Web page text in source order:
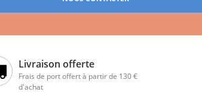
Livraison offerte
Frais de port offert à partir de 130 €
d'achat